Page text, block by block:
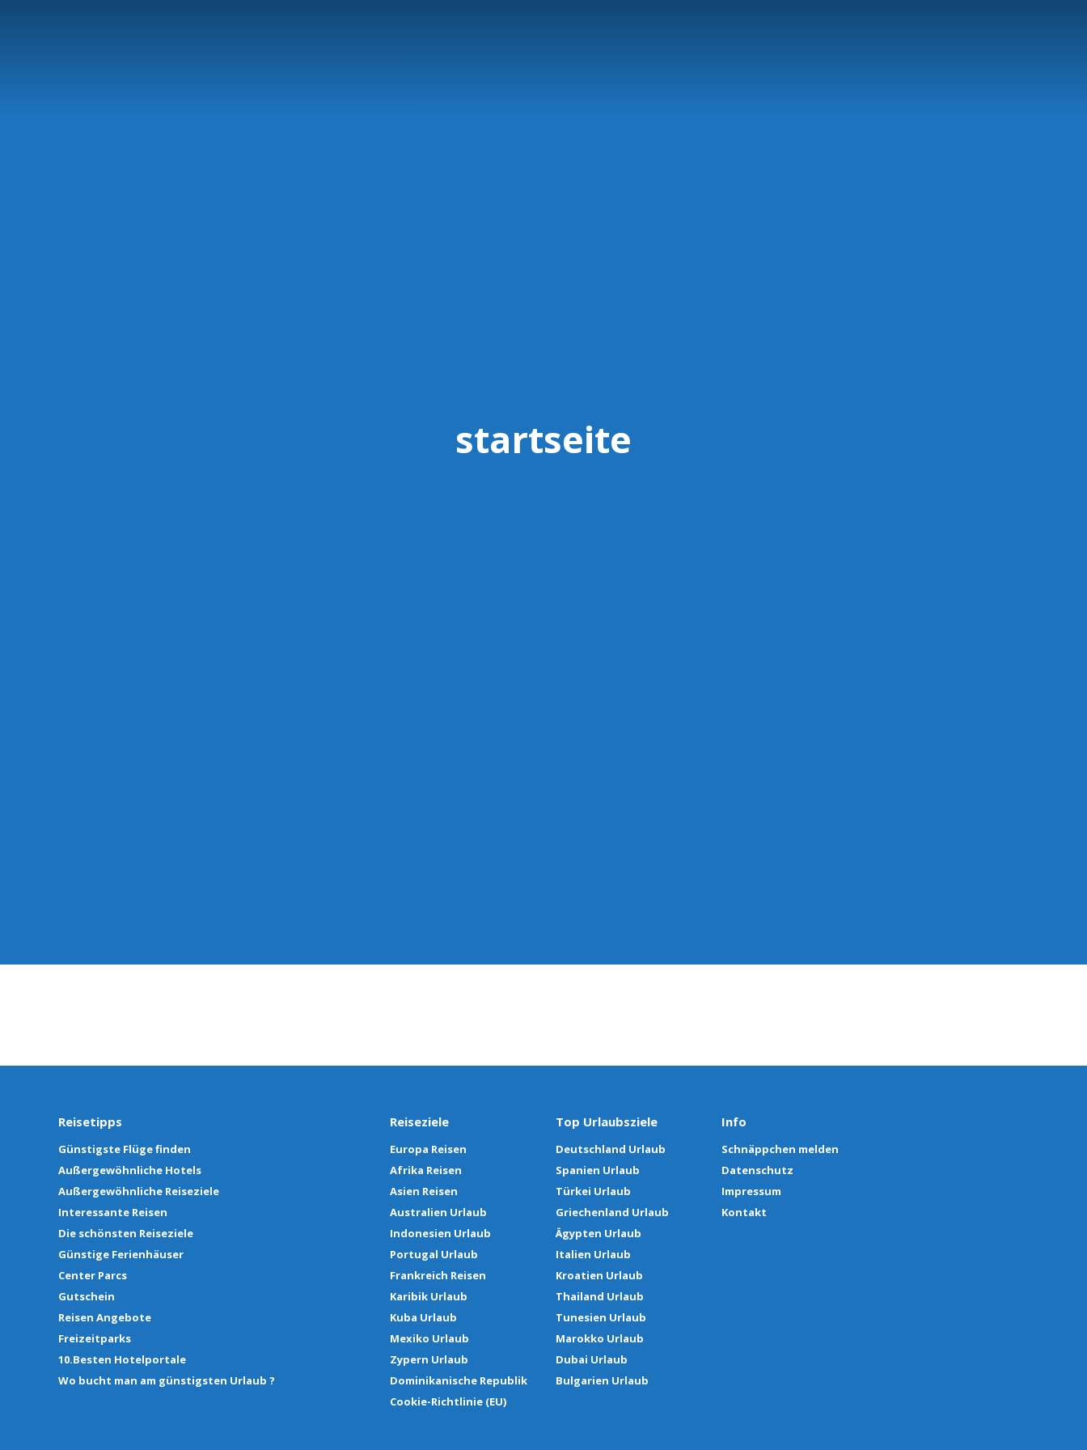
startseite
Reisetipps
Günstigste Flüge finden
Außergewöhnliche Hotels
Außergewöhnliche Reiseziele
Interessante Reisen
Die schönsten Reiseziele
Günstige Ferienhäuser
Center Parcs
Gutschein
Reisen Angebote
Freizeitparks
10.Besten Hotelportale
Wo bucht man am günstigsten Urlaub ?
Reiseziele
Europa Reisen
Afrika Reisen
Asien Reisen
Australien Urlaub
Indonesien Urlaub
Portugal Urlaub
Frankreich Reisen
Karibik Urlaub
Kuba Urlaub
Mexiko Urlaub
Zypern Urlaub
Dominikanische Republik
Cookie-Richtlinie (EU)
Top Urlaubsziele
Deutschland Urlaub
Spanien Urlaub
Türkei Urlaub
Griechenland Urlaub
Ägypten Urlaub
Italien Urlaub
Kroatien Urlaub
Thailand Urlaub
Tunesien Urlaub
Marokko Urlaub
Dubai Urlaub
Bulgarien Urlaub
Info
Schnäppchen melden
Datenschutz
Impressum
Kontakt